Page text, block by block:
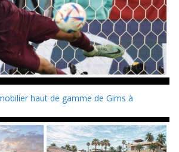
haut de gamme de Gims à